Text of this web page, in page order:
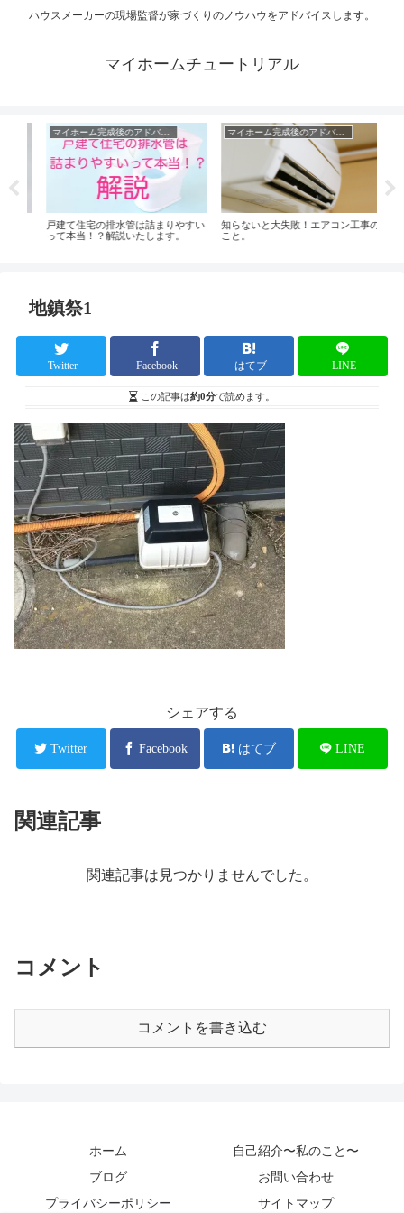
ハウスメーカーの現場監督が家づくりのノウハウをアドバイスします。
マイホームチュートリアル
マイホーム完成後のアドバイス
戸建て住宅の排水管は詰まりやすい
って本当！？解説いたします。
マイホーム完成後のアドバイス
知らないと大失敗！エアコン工事の
こと。
地鎮祭1
Twitter Facebook はてブ LINE
この記事は約0分で読めます。
シェアする
Twitter Facebook はてブ LINE
関連記事
関連記事は見つかりませんでした。
コメント
コメントを書き込む
ホーム
自己紹介〜私のこと〜
ブログ
お問い合わせ
プライバシーポリシー
サイトマップ